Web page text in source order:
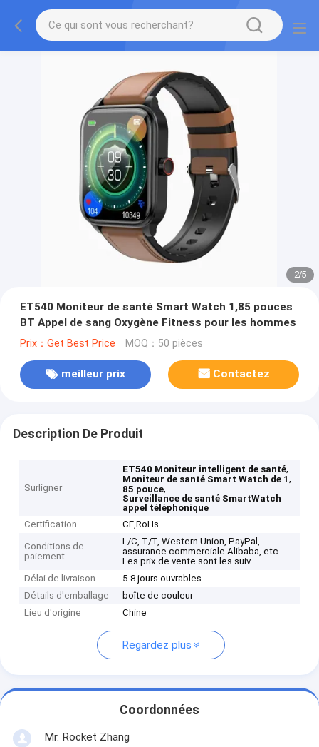
2/5
ET540 Moniteur de santé Smart Watch 1,85 pouces
BT Appel de sang Oxygène Fitness pour les hommes
Prix：Get Best Price MOQ：50 pièces
meilleur prix Contactez
Description De Produit
Surligner
ET540 Moniteur intelligent de santé,
Moniteur de santé Smart Watch de 1,
85 pouce,
Surveillance de santé SmartWatch
appel téléphonique
Certification
CE,RoHs
Conditions de
paiement
L/C, T/T, Western Union, PayPal,
assurance commerciale Alibaba, etc.
Les prix de vente sont les suiv
Délai de livraison
5-8 jours ouvrables
Détails d'emballage
boîte de couleur
Lieu d'origine
Chine
Regardez plus
Coordonnées
Mr. Rocket Zhang